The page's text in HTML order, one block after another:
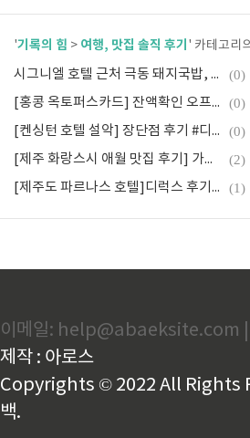
'기록의 힘 > 여행, 맛집 솔직 후기 ' 카테고리
시그니엘 호텔 근처 극동 돼지국밥, 해운대 중동 (0)
[홍콩 옥토퍼스카드] 잔액확인 오프라인&모바일 앱, 마이너스 잔액 사용방법 후기 (0)
[켄싱턴 호텔 설악] 장단점 후기 #디럭스 패밀리트윈 #강원도 속초 벚꽃 터널 (0)
[제주 화랑스시 애월 맛집 후기] 가이세키 한상 (2)
[제주도 파르나스 호텔]디럭스 후기#장점 단점#인피니트풀#콘페티 조식#최저가예약 (1)
이메일: help@abaeksite.com |
제작 : 아로스
Copyrights © 2022 All Rights
백.